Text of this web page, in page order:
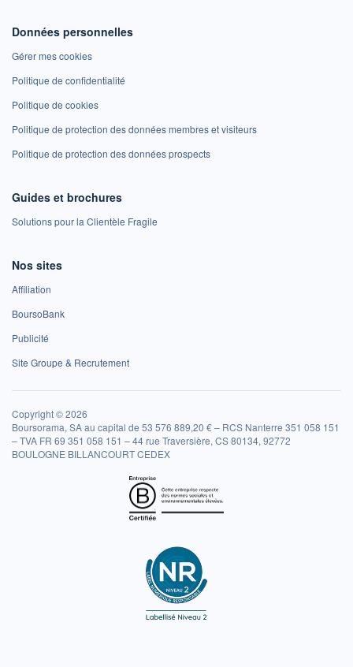
Données personnelles
Gérer mes cookies
Politique de confidentialité
Politique de cookies
Politique de protection des données membres et visiteurs
Politique de protection des données prospects
Guides et brochures
Solutions pour la Clientèle Fragile
Nos sites
Affiliation
BoursoBank
Publicité
Site Groupe & Recrutement
Copyright © 2026
Boursorama, SA au capital de 53 576 889,20 € – RCS Nanterre 351 058 151
– TVA FR 69 351 058 151 – 44 rue Traversière, CS 80134, 92772
BOULOGNE BILLANCOURT CEDEX